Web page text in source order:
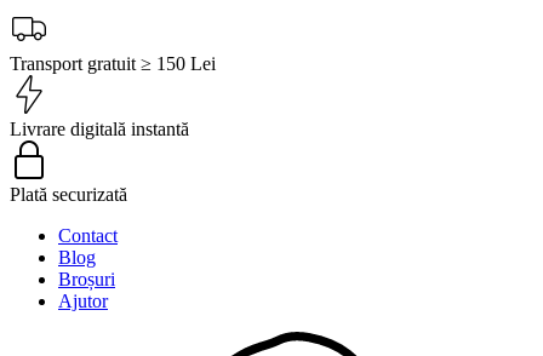
Transport gratuit ≥ 150 Lei
Livrare digitală instantă
Plată securizată
Contact
Blog
Broșuri
Ajutor